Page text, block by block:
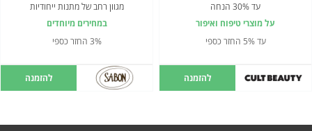
עד 30% הנחה
על מוצרי טיפוח ואיפור
עד 5% החזר כספי
להזמנה
מגוון רחב של מתנות ייחודיות
במחירים מיוחדים
3% החזר כספי
להזמנה